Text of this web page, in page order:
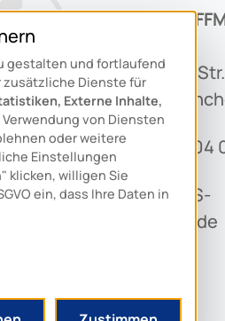
ALOIS
Truderinger
D-81673
+49 89 436 04
info@ARCUS-
Schiffmann.de
gestalten und fortlaufend
zusätzliche Dienste für
Externe Inhalte,
Verwendung von Diensten
oder weitere
Einstellungen
klicken, willigen Sie
ein, dass Ihre Daten in